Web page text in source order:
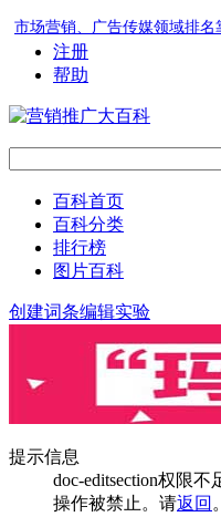
市场营销、广告传媒领域排名
注册
帮助
百科首页
百科分类
排行榜
图片百科
创建词条编辑实验
提示信息
doc-editsection权限不
操作被禁止。请返回 。